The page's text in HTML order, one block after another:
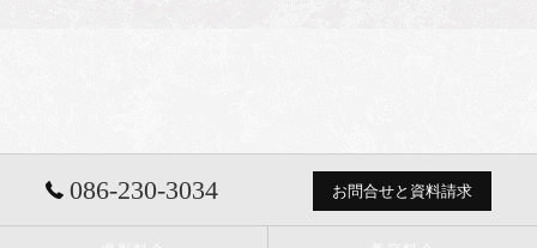
086-230-3034 お問合せと資料請求